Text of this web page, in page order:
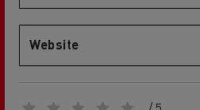
Website